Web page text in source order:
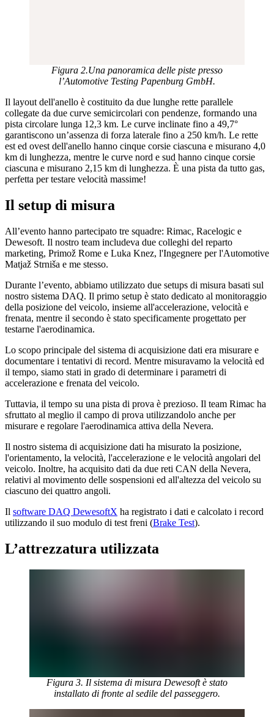
Figura 2.Una panoramica delle piste presso
l’Automotive Testing Papenburg GmbH.
Il layout dell'anello è costituito da due lunghe rette parallele
collegate da due curve semicircolari con pendenze, formando una
pista circolare lunga 12,3 km. Le curve inclinate fino a 49,7°
garantiscono un’assenza di forza laterale fino a 250 km/h. Le rette
est ed ovest dell'anello hanno cinque corsie ciascuna e misurano 4,0
km di lunghezza, mentre le curve nord e sud hanno cinque corsie
ciascuna e misurano 2,15 km di lunghezza. È una pista da tutto gas,
perfetta per testare velocità massime!
Il setup di misura
All’evento hanno partecipato tre squadre: Rimac, Racelogic e
Dewesoft. Il nostro team includeva due colleghi del reparto
marketing, Primož Rome e Luka Knez, l'Ingegnere per l'Automotive
Matjaž Strniša e me stesso.
Durante l’evento, abbiamo utilizzato due setups di misura basati sul
nostro sistema DAQ. Il primo setup è stato dedicato al monitoraggio
della posizione del veicolo, insieme all'accelerazione, velocità e
frenata, mentre il secondo è stato specificamente progettato per
testarne l'aerodinamica.
Lo scopo principale del sistema di acquisizione dati era misurare e
documentare i tentativi di record. Mentre misuravamo la velocità ed
il tempo, siamo stati in grado di determinare i parametri di
accelerazione e frenata del veicolo.
Tuttavia, il tempo su una pista di prova è prezioso. Il team Rimac ha
sfruttato al meglio il campo di prova utilizzandolo anche per
misurare e regolare l'aerodinamica attiva della Nevera.
Il nostro sistema di acquisizione dati ha misurato la posizione,
l'orientamento, la velocità, l'accelerazione e le velocità angolari del
veicolo. Inoltre, ha acquisito dati da due reti CAN della Nevera,
relativi al movimento delle sospensioni ed all'altezza del veicolo su
ciascuno dei quattro angoli.
Il software DAQ DewesoftX ha registrato i dati e calcolato i record
utilizzando il suo modulo di test freni (Brake Test).
L’attrezzatura utilizzata
Figura 3. Il sistema di misura Dewesoft è stato
installato di fronte al sedile del passeggero.